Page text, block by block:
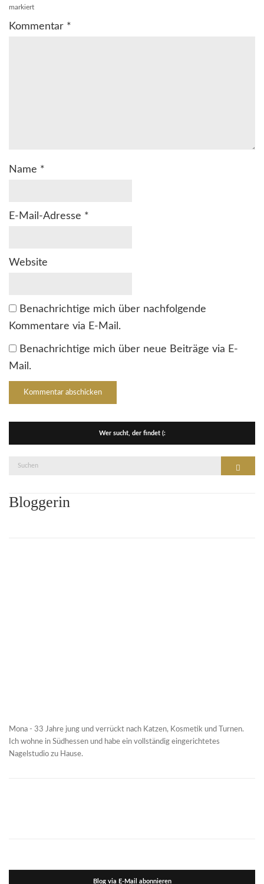
markiert
Kommentar *
Name *
E-Mail-Adresse *
Website
Benachrichtige mich über nachfolgende
Kommentare via E-Mail.
Benachrichtige mich über neue Beiträge via E-
Mail.
Wer sucht, der findet (:
Suche
Bloggerin
Mona - 33 Jahre jung und verrückt nach Katzen, Kosmetik und Turnen.
Ich wohne in Südhessen und habe ein vollständig eingerichtetes
Nagelstudio zu Hause.
Blog via E-Mail abonnieren